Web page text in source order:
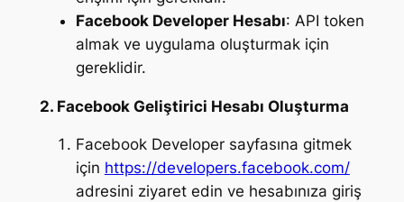
Facebook Developer Hesabı: API token
almak ve uygulama oluşturmak için
gereklidir.
2. Facebook Geliştirici Hesabı Oluşturma
Facebook Developer sayfasına gitmek
için https://developers.facebook.com/
adresini ziyaret edin ve hesabınıza giriş